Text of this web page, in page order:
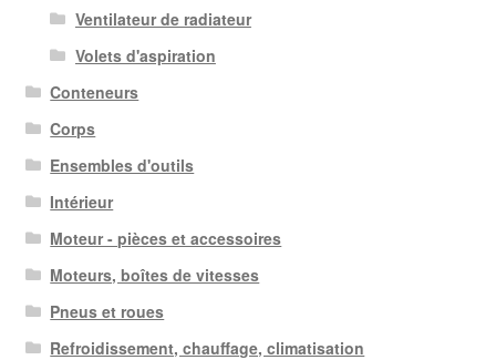
Ventilateur de radiateur
Volets d'aspiration
Conteneurs
Corps
Ensembles d'outils
Intérieur
Moteur - pièces et accessoires
Moteurs, boîtes de vitesses
Pneus et roues
Refroidissement, chauffage, climatisation